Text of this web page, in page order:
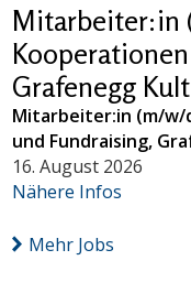
Mitarbeiter:in
Grafenegg
Mitarbeiter:in (m/w/
und Fundraising,
16. August 2026
Nähere Infos
Mehr Jobs